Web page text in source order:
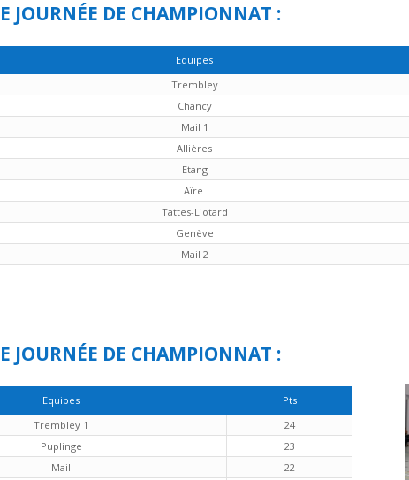
JOURNÉE DE CHAMPIONNAT :
Equipes
Trembley
Chancy
Mail 1
Allières
Etang
Aïre
Tattes-Liotard
Genève
Mail 2
JOURNÉE DE CHAMPIONNAT :
Equipes
Pts
Trembley 1
24
Puplinge
23
Mail
22